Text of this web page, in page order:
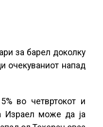
за барел доколку
очекуваниот напад
во четвртокот и
Израел може да ја